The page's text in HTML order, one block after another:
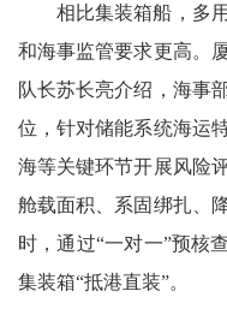
相比集装箱船，多
和海事监管要求更高。
队长苏长亮介绍，海事
位，针对储能系统海运
海等关键环节开展风险
舱载面积、系固绑扎、
时，通过“一对一”预核
集装箱“抵港直装”。